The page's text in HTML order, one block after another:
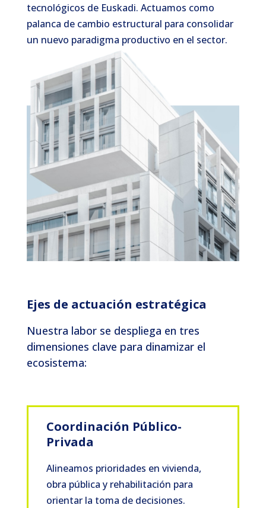
tecnológicos de Euskadi. Actuamos como
palanca de cambio estructural para consolidar
un nuevo paradigma productivo en el sector.
Ejes de actuación estratégica
Nuestra labor se despliega en tres
dimensiones clave para dinamizar el
ecosistema:
Coordinación Público-
Privada
Alineamos prioridades en vivienda,
obra pública y rehabilitación para
orientar la toma de decisiones.